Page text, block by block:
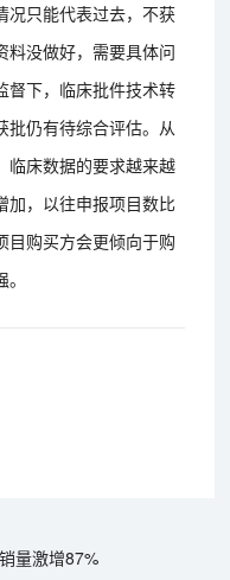
况只能代表过去，不获
料没做好，需要具体问
督下，临床批件技术转
批仍有待综合评估。从
临床数据的要求越来越
加，以往申报项目数比
目购买方会更倾向于购
量激增87%